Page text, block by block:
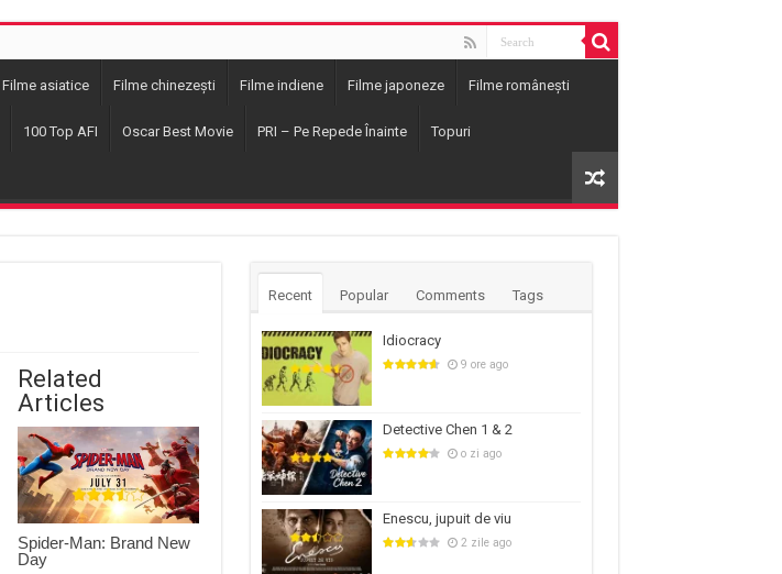
Filme asiatice Filme chinezești Filme indiene Filme japoneze Filme românești
100 Top AFI Oscar Best Movie PRI – Pe Repede Înainte Topuri
Related
Articles
Spider-Man: Brand New
Day
Recent Popular Comments Tags
Idiocracy
9 ore ago
Detective Chen 1 & 2
o zi ago
Enescu, jupuit de viu
2 zile ago